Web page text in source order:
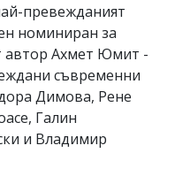
превежданият
номиниран за
автор Ахмет Юмит -
съвременни
Димова, Рене
Галин
и Владимир